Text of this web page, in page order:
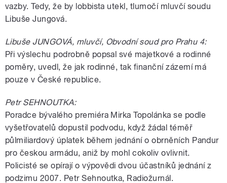
vazby. Tedy, že by lobbista utekl, tlumočí mluvčí soudu
Libuše Jungová.
Libuše JUNGOVÁ, mluvčí, Obvodní soud pro Prahu 4:
Při výslechu podrobně popsal své majetkové a rodinné
poměry, uvedl, že jak rodinné, tak finanční zázemí má
pouze v České republice.
Petr SEHNOUTKA:
Poradce bývalého premiéra Mirka Topolánka se podle
vyšetřovatelů dopustil podvodu, když žádal téměř
půlmiliardový úplatek během jednání o obrněních Pandur
pro českou armádu, aniž by mohl cokoliv ovlivnit.
Policisté se opírají o výpovědi dvou účastníků jednání z
podzimu 2007. Petr Sehnoutka, Radiožurnál.